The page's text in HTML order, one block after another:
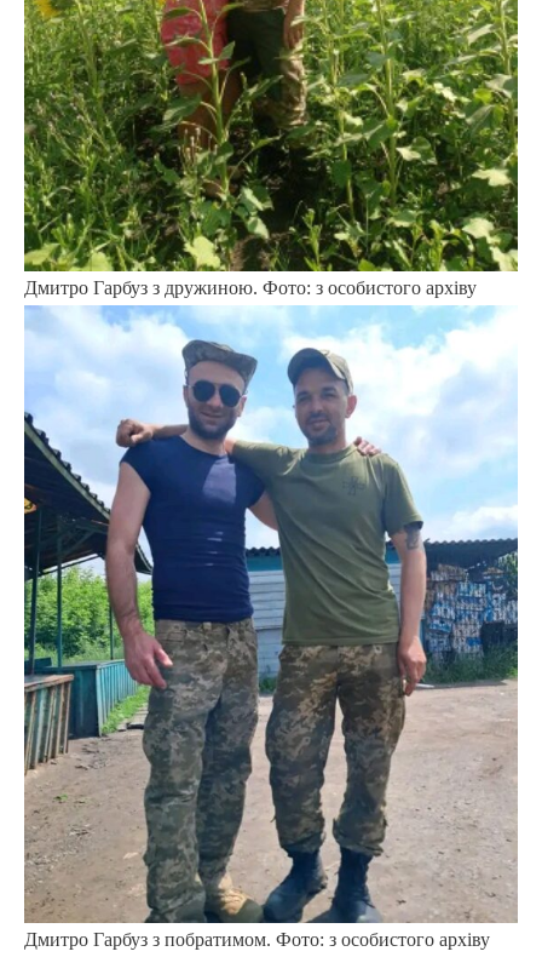
Дмитро Гарбуз з дружиною. Фото: з особистого архіву
Дмитро Гарбуз з побратимом. Фото: з особистого архіву